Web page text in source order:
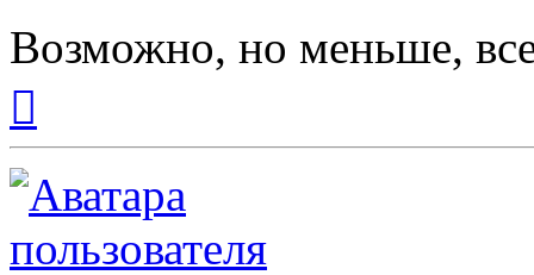
Возможно, но меньше,
началу